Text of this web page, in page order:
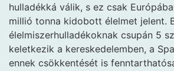
hulladékká válik, s ez csak
millió tonna kidobott élelmet jelent.
élelmiszerhulladékoknak csupán 5
keletkezik a kereskedelemben, a
ennek csökkentését is